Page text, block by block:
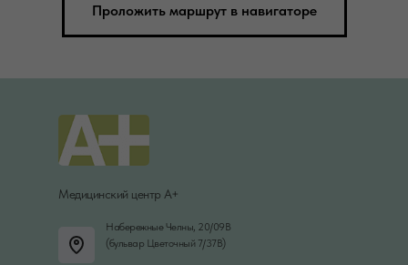
Проложить маршрут в навигаторе
Медицинский центр А+
Набережные Челны, 20/09В
(бульвар Цветочный 7/37В)